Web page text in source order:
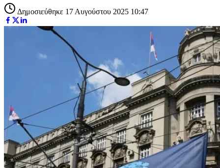
Δημοσιεύθηκε 17 Αυγούστου 2025 10:47